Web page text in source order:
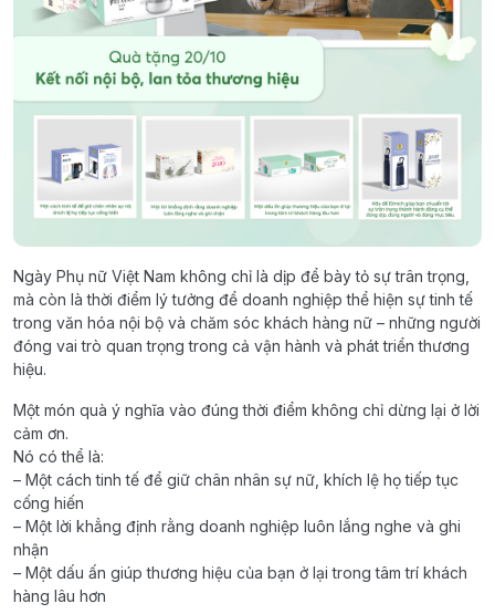
Ngày Phụ nữ Việt Nam không chỉ là dịp để bày tỏ sự trân trọng,
mà còn là thời điểm lý tưởng để doanh nghiệp thể hiện sự tinh tế
trong văn hóa nội bộ và chăm sóc khách hàng nữ – những người
đóng vai trò quan trọng trong cả vận hành và phát triển thương
hiệu.
Một món quà ý nghĩa vào đúng thời điểm không chỉ dừng lại ở lời
cảm ơn.
Nó có thể là:
– Một cách tinh tế để giữ chân nhân sự nữ, khích lệ họ tiếp tục
cống hiến
– Một lời khẳng định rằng doanh nghiệp luôn lắng nghe và ghi
nhận
– Một dấu ấn giúp thương hiệu của bạn ở lại trong tâm trí khách
hàng lâu hơn